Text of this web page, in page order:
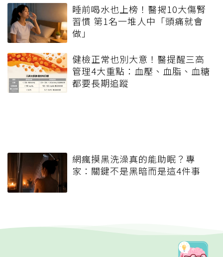
睡前喝水也上榜！醫揭10大傷腎
習慣 第1名一堆人中「頭痛就會
做」
健檢正常也別大意！醫提醒三高
管理4大重點：血壓、血脂、血糖
都要長期追蹤
網瘋摸黑洗澡真的能助眠？專
家：關鍵不是黑暗而是這4件事